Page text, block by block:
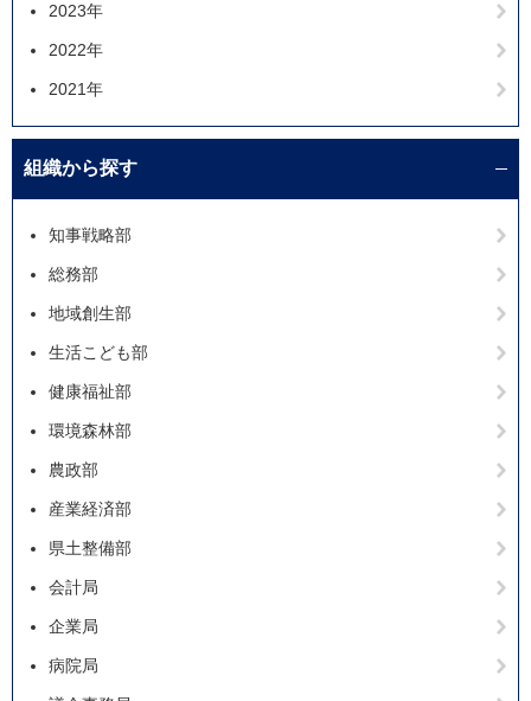
2023年
2022年
2021年
組織から探す
知事戦略部
総務部
地域創生部
生活こども部
健康福祉部
環境森林部
農政部
産業経済部
県土整備部
会計局
企業局
病院局